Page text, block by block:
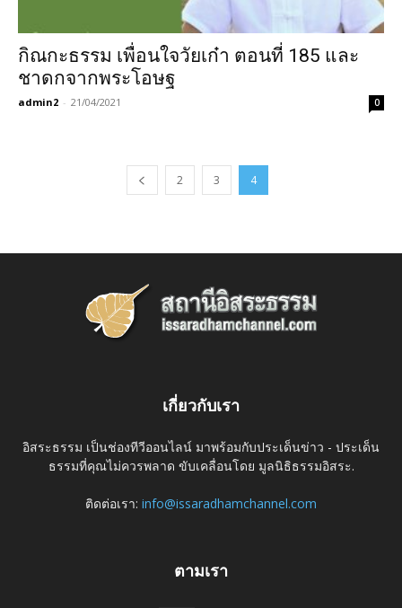
กิณกะธรรม เพื่อนใจวัยเก๋า ตอนที่ 185 และ
ชาดกจากพระโอษฐ
admin2 - 21/04/2021 0
2 3 4
เกี่ยวกับเรา
อิสระธรรม เป็นช่องทีวีออนไลน์ มาพร้อมกับประเด็นข่าว - ประเด็น
ธรรมที่คุณไม่ควรพลาด ขับเคลื่อนโดย มูลนิธิธรรมอิสระ.
ติดต่อเรา: info@issaradhamchannel.com
ตามเรา